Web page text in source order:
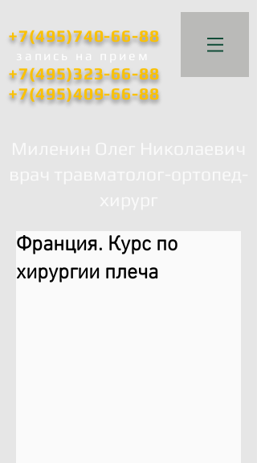
+7(495)740-66-88
запись на прием
+7(495)323-66-88
+7(495)409-66-88
Франция. Курс по
хирургии плеча